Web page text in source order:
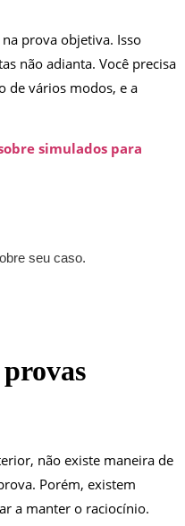
prova objetiva. Isso
não adianta. Você precisa
de vários modos, e a
simulados para
seu caso.
não existe maneira de
Porém, existem
a manter o raciocínio.